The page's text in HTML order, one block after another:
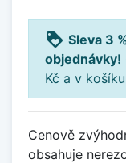
loyalty Sleva 3
objednávky!
Kč a v
Cenově
obsahuje